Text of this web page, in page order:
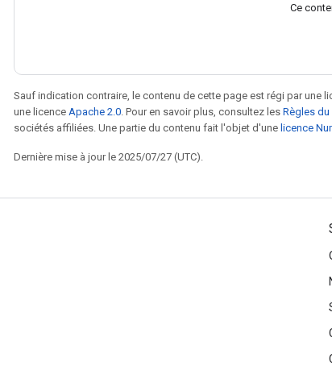
Ce
Sauf indication contraire, le contenu de cette page est régi par une
une licence Apache 2.0 . Pour en savoir plus, consultez les Règles
sociétés affiliées. Une partie du contenu fait l'objet d'une licence
Dernière mise à jour le 2025/07/27 (UTC).